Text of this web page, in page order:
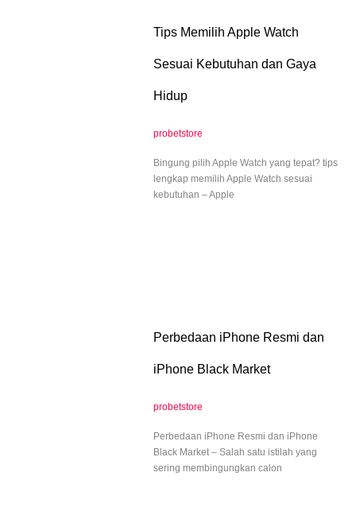
Tips Memilih Apple Watch
Sesuai Kebutuhan dan Gaya
Hidup
probetstore
Bingung pilih Apple Watch yang tepat? tips
lengkap memilih Apple Watch sesuai
kebutuhan – Apple
Perbedaan iPhone Resmi dan
iPhone Black Market
probetstore
Perbedaan iPhone Resmi dan iPhone
Black Market – Salah satu istilah yang
sering membingungkan calon